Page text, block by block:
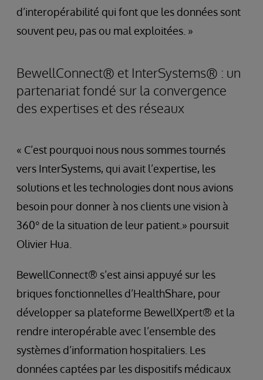
d’interopérabilité qui font que les données sont
souvent peu, pas ou mal exploitées. »
BewellConnect® et InterSystems® : un
partenariat fondé sur la convergence
des expertises et des réseaux
« C’est pourquoi nous nous sommes tournés
vers InterSystems, qui avait l’expertise, les
solutions et les technologies dont nous avions
besoin pour donner à nos clients une vision à
360° de la situation de leur patient.» poursuit
Olivier Hua.
BewellConnect® s’est ainsi appuyé sur les
briques fonctionnelles d’HealthShare, pour
développer sa plateforme BewellXpert® et la
rendre interopérable avec l’ensemble des
systèmes d’information hospitaliers. Les
données captées par les dispositifs médicaux